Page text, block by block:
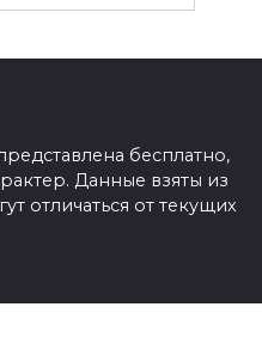
бесплатно,
Данные взяты из
отличаться от текущих